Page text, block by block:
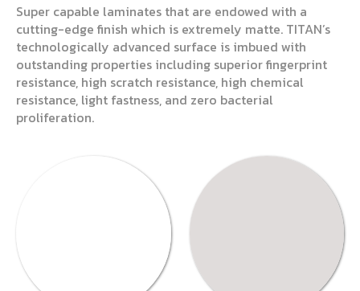
Super capable laminates that are endowed with a
cutting-edge finish which is extremely matte. TITAN’s
technologically advanced surface is imbued with
outstanding properties including superior fingerprint
resistance, high scratch resistance, high chemical
resistance, light fastness, and zero bacterial
proliferation.